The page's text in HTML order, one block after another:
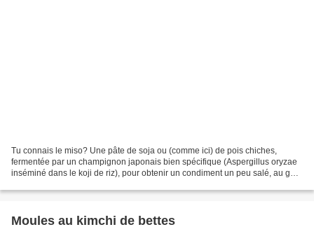
Tu connais le miso? Une pâte de soja ou (comme ici) de pois chiches,
fermentée par un champignon japonais bien spécifique (Aspergillus oryzae
inséminé dans le koji de riz), pour obtenir un condiment un peu salé, au goût
Moules au kimchi de bettes